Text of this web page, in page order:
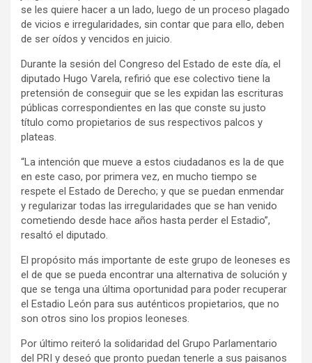
se les quiere hacer a un lado, luego de un proceso plagado
de vicios e irregularidades, sin contar que para ello, deben
de ser oídos y vencidos en juicio.
Durante la sesión del Congreso del Estado de este día, el
diputado Hugo Varela, refirió que ese colectivo tiene la
pretensión de conseguir que se les expidan las escrituras
públicas correspondientes en las que conste su justo
título como propietarios de sus respectivos palcos y
plateas.
“La intención que mueve a estos ciudadanos es la de que
en este caso, por primera vez, en mucho tiempo se
respete el Estado de Derecho; y que se puedan enmendar
y regularizar todas las irregularidades que se han venido
cometiendo desde hace años hasta perder el Estadio”,
resaltó el diputado.
El propósito más importante de este grupo de leoneses es
el de que se pueda encontrar una alternativa de solución y
que se tenga una última oportunidad para poder recuperar
el Estadio León para sus auténticos propietarios, que no
son otros sino los propios leoneses.
Por último reiteró la solidaridad del Grupo Parlamentario
del PRI y deseó que pronto puedan tenerle a sus paisanos